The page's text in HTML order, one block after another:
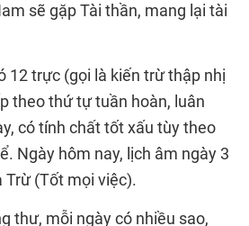
sẽ gặp Tài thần, mang lại tài
12 trực (gọi là kiến trừ thập nhị
theo thứ tự tuần hoàn, luân
có tính chất tốt xấu tùy theo
Ngày hôm nay, lịch âm ngày 3
Trừ (Tốt mọi việc).
thư, mỗi ngày có nhiều sao,